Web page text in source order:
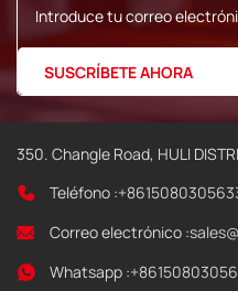
350. Changle Road, HULI
Teléfono :
Correo electrónico :
Whatsapp :